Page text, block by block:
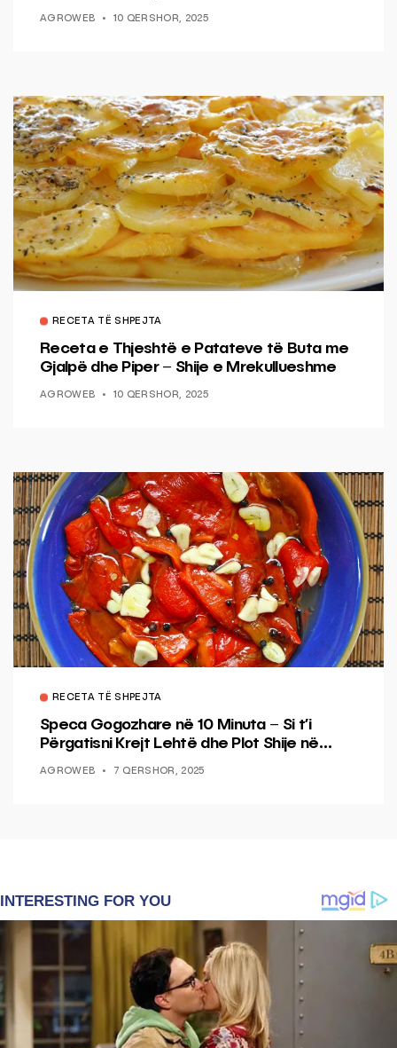
AGROWEB 10 QERSHOR, 2025
RECETA TË SHPEJTA
Receta e Thjeshtë e Patateve të Buta me
Gjalpë dhe Piper – Shije e Mrekullueshme
AGROWEB 10 QERSHOR, 2025
RECETA TË SHPEJTA
Speca Gogozhare në 10 Minuta – Si t’i
Përgatisni Krejt Lehtë dhe Plot Shije në
AGROWEB 7 QERSHOR, 2025